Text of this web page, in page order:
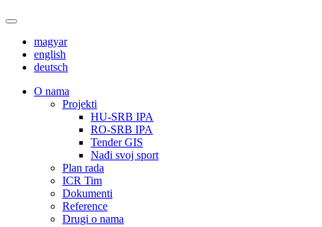
magyar
english
deutsch
О nama
Projekti
HU-SRB IPA
RO-SRB IPA
Tender GIS
Nađi svoj sport
Plan rada
ICR Tim
Dokumenti
Reference
Drugi o nama